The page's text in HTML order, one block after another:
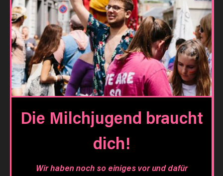
Die Milchjugend braucht
dich!
Wir haben noch so einiges vor und dafür